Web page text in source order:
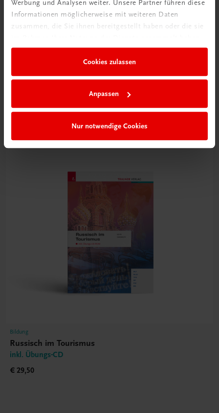
Werbung und Analysen weiter. Unsere Partner führen diese
Informationen möglicherweise mit weiteren Daten
zusammen, die Sie ihnen bereitgestellt haben oder die sie
Cookies zulassen
Anpassen
Nur notwendige Cookies
Bildung
für vegetarisch und vegan geschulte Köchinnen und Köche
TRAUNER-DigiBox
Bildung
Russisch im Tourismus
inkl. Übungs-CD
€ 29,50